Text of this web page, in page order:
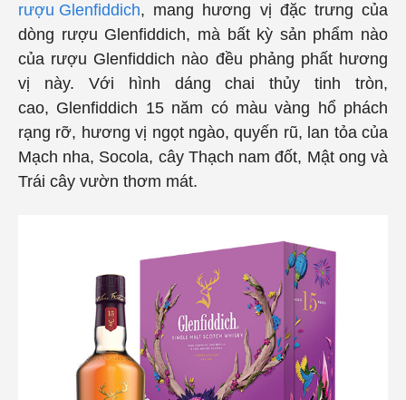
rượu Glenfiddich, mang hương vị đặc trưng của
dòng rượu Glenfiddich, mà bất kỳ sản phẩm nào
của rượu Glenfiddich nào đều phảng phất hương
vị này. Với hình dáng chai thủy tinh tròn,
cao, Glenfiddich 15năm có màu vàng hổ phách
rạng rỡ, hương vị ngọt ngào, quyến rũ, lan tỏa của
Mạch nha, Socola, cây Thạch nam đốt, Mật ong và
Trái cây vườn thơm mát.